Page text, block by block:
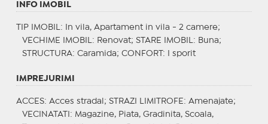
INFO IMOBIL
TIP IMOBIL : In vila, Apartament in vila - 2 camere;
VECHIME IMOBIL : Renovat; STARE IMOBIL : Buna;
STRUCTURA: Caramida; CONFORT : I sporit
IMPREJURIMI
ACCES: Acces stradal; STRAZI LIMITROFE : Amenajate;
VECINATATI : Magazine, Piata, Gradinita, Scoala,